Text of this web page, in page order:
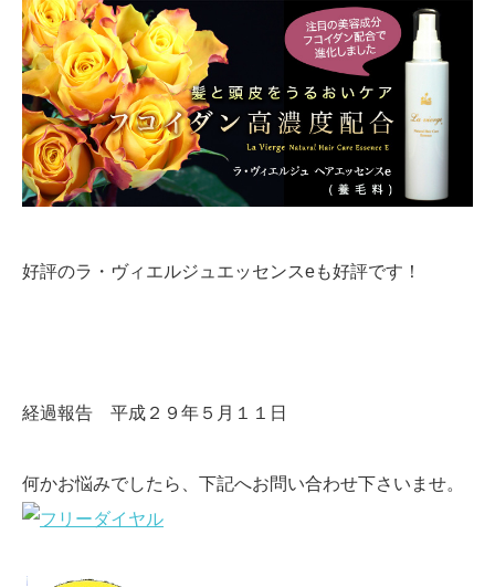
好評のラ・ヴィエルジュエッセンスeも好評です！
経過報告 平成２９年５月１１日
何かお悩みでしたら、下記へお問い合わせ下さいませ。